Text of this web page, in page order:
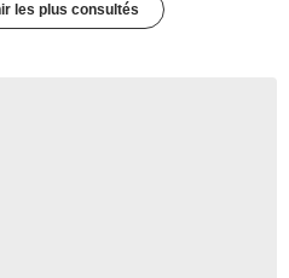
les plus consultés